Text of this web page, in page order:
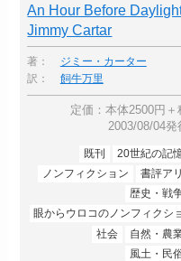
An Hour Before
Jimmy Cartar
著：
ジミー・カーター
訳：
飼牛万里
定価：本体2500円＋
2003/08/04発
既刊
20世紀の記
ノンフィクション
書評アリ
歴史・戦
眼からウロコのノンフィクシ
社会
自然・農
風土・民